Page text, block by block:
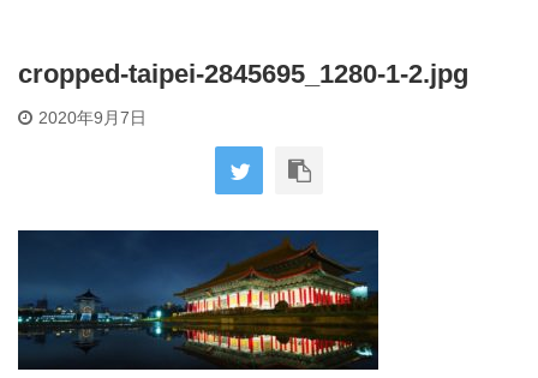
cropped-taipei-2845695_1280-1-2.jpg
2020年9月7日